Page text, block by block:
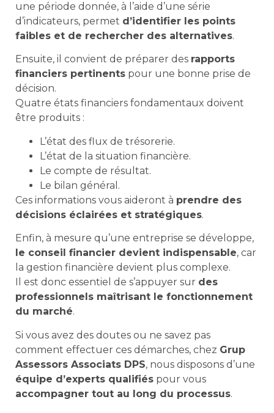
une période donnée, à l’aide d’une série
d’indicateurs, permet d’identifier les points
faibles et de rechercher des alternatives.
Ensuite, il convient de préparer des rapports
financiers pertinents pour une bonne prise de
décision.
Quatre états financiers fondamentaux doivent
être produits :
L’état des flux de trésorerie.
L’état de la situation financière.
Le compte de résultat.
Le bilan général.
Ces informations vous aideront à prendre des
décisions éclairées et stratégiques.
Enfin, à mesure qu’une entreprise se développe,
le conseil financier devient indispensable, car
la gestion financière devient plus complexe.
Il est donc essentiel de s’appuyer sur des
professionnels maîtrisant le fonctionnement
du marché.
Si vous avez des doutes ou ne savez pas
comment effectuer ces démarches, chez Grup
Assessors Associats DPS, nous disposons d’une
équipe d’experts qualifiés pour vous
accompagner tout au long du processus.